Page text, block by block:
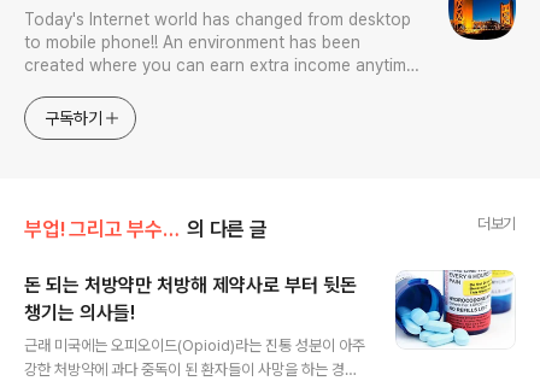
Today's Internet world has changed from desktop
to mobile phone!! An environment has been
created where you can earn extra income anytime,
competition. Now let’s turn our eyes to the world!
You can enter
구독하기
부업! 그리고 부수입!! 의 다른 글 더보기
돈 되는 처방약만 처방해 제약사로 부터 뒷돈
챙기는 의사들!
근래 미국에는 오피오이드(Opioid)라는 진통 성분이 아주
강한 처방약에 과다 중독이 된 환자들이 사망을 하는 경우